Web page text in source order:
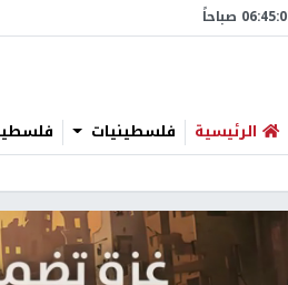
الرئيسية فلسطينيات